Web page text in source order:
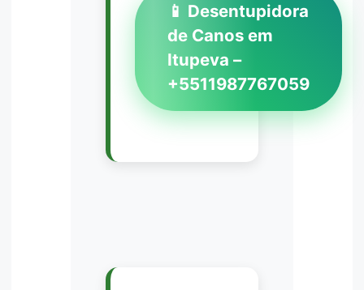
📱 Desentupidora
de Canos em
Itupeva –
+5511987767059